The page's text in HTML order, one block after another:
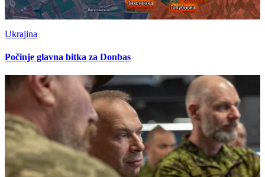
Ukrajina
Počinje glavna bitka za Donbas